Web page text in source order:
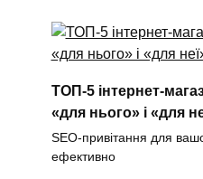
ТОП-5 інтернет-
«для нього» і «для
SEO-привітання для
ефективно